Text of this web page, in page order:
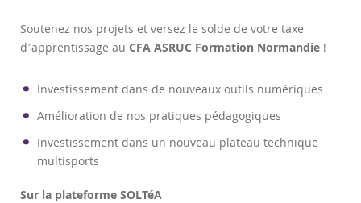
Soutenez nos projets et versez le solde de votre taxe
d’apprentissage au CFA ASRUC Formation Normandie !
Investissement dans de nouveaux outils numériques
Amélioration de nos pratiques pédagogiques
Investissement dans un nouveau plateau technique
multisports
Sur la plateforme SOLTéA